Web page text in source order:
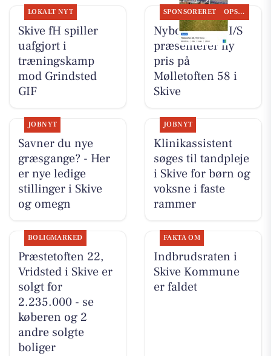
LOKALT NYT
Skive fH spiller
uafgjort i
træningskamp
mod Grindsted
GIF
SPONSORERET OPSLAGSTAVLEN
Nybolig Skive I/S
præsenterer ny
pris på
Mølletoften 58 i
Skive
JOBNYT
Savner du nye
græsgange? - Her
er nye ledige
stillinger i Skive
og omegn
JOBNYT
Klinikassistent
søges til tandpleje
i Skive for børn og
voksne i faste
rammer
BOLIGMARKED
Præstetoften 22,
Vridsted i Skive er
solgt for
2.235.000 - se
køberen og 2
andre solgte
boliger
FAKTA OM
Indbrudsraten i
Skive Kommune
er faldet